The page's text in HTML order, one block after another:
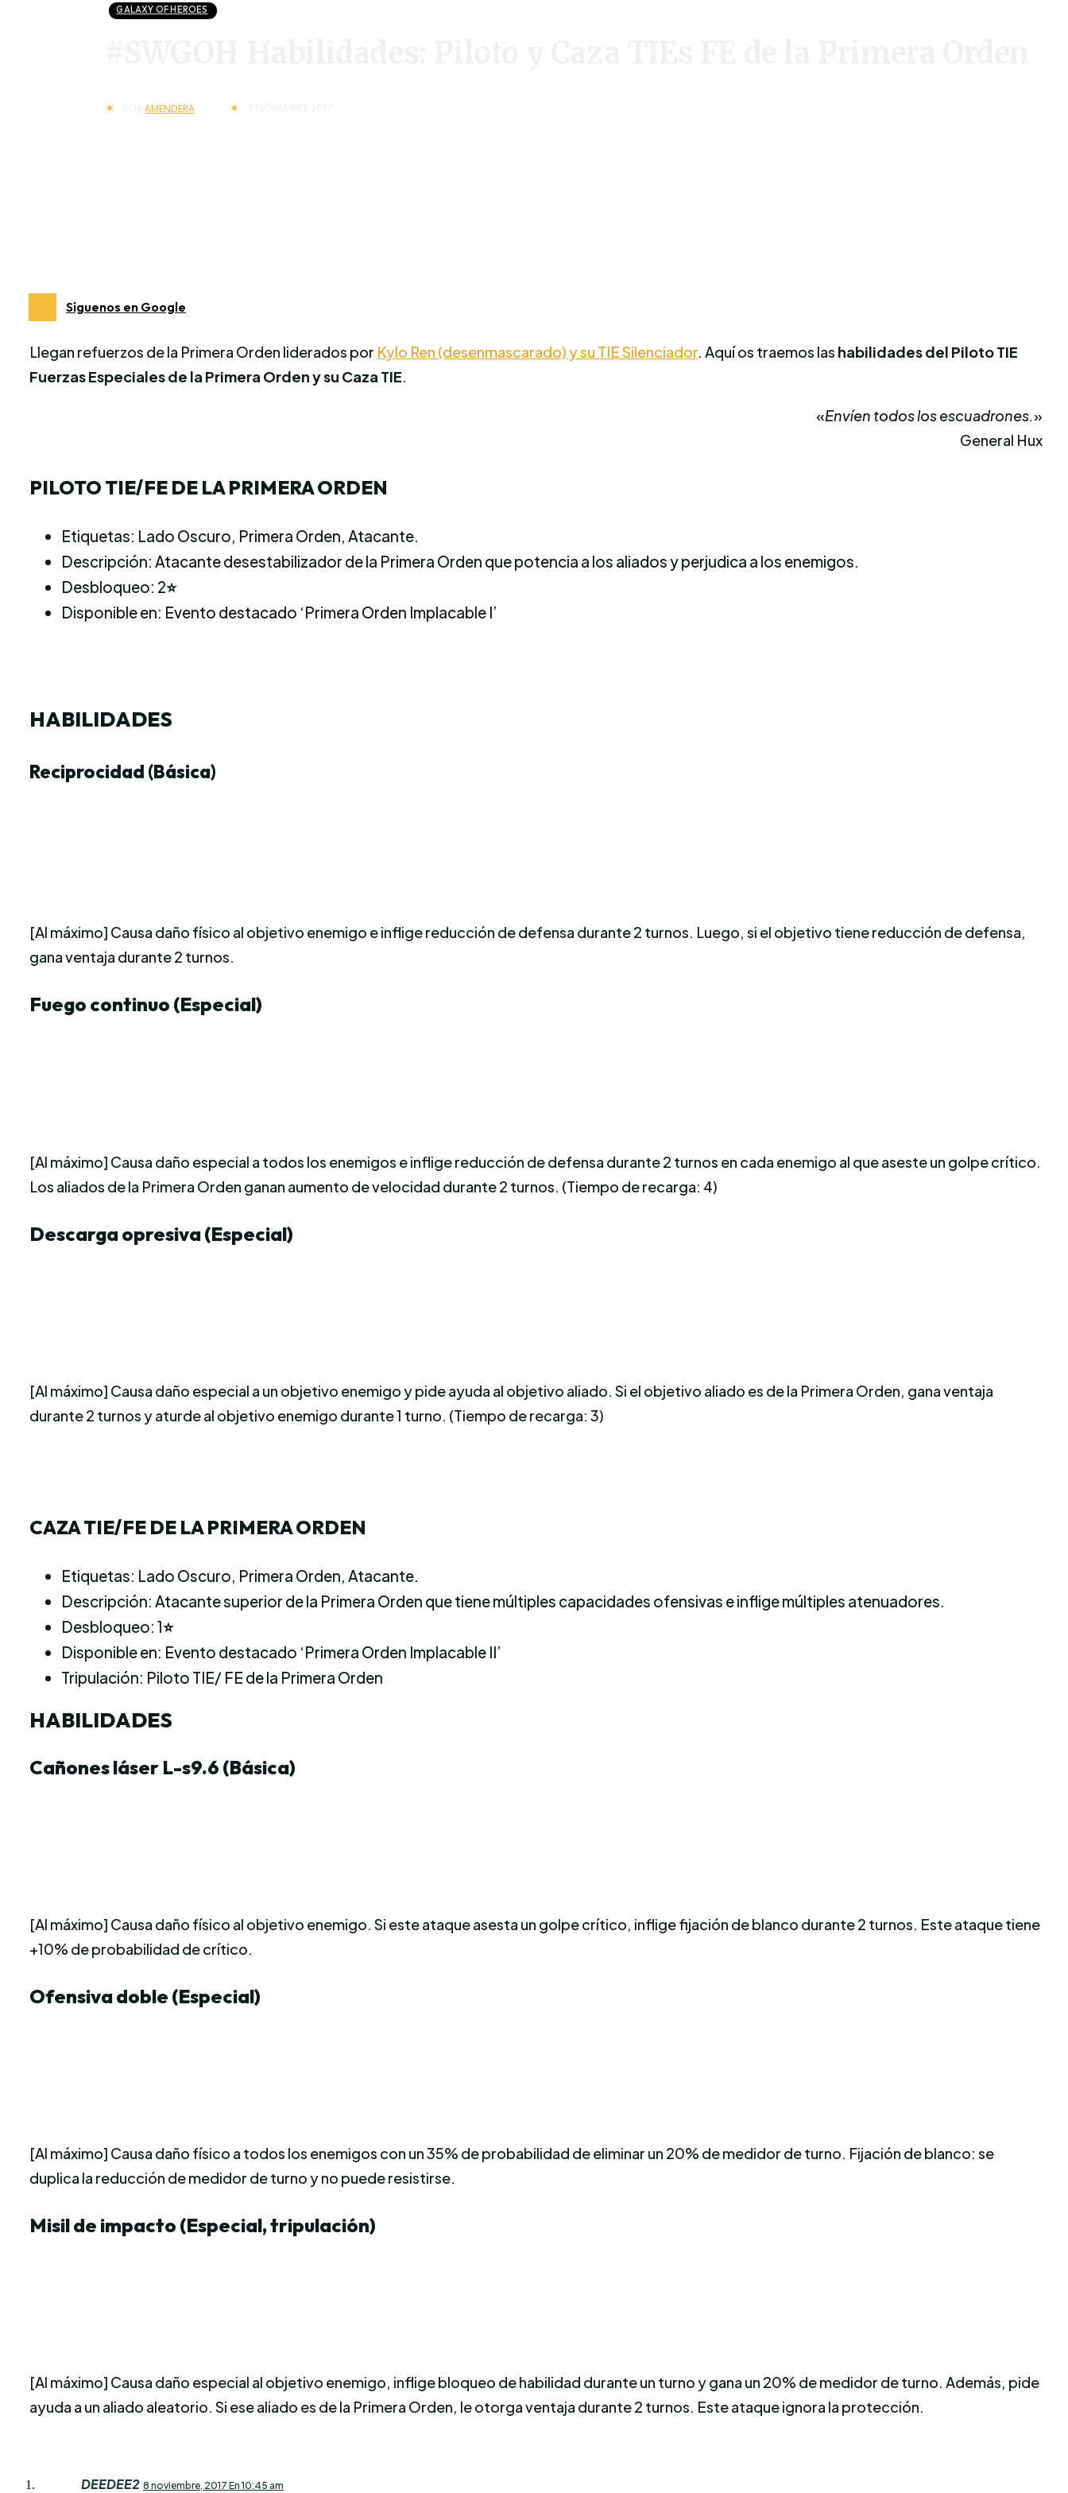
GALAXY OF HEROES
AMENDERA
Síguenos en Google
Llegan refuerzos de la Primera Orden liderados por Kylo Ren (desenmascarado) y su TIE Silenciador. Aquí os traemos las habilidades del Piloto TIE
Fuerzas Especiales de la Primera Orden y su Caza TIE.
«Envíen todos los escuadrones.»
General Hux
PILOTO TIE/FE DE LA PRIMERA ORDEN
Etiquetas: Lado Oscuro, Primera Orden, Atacante.
Descripción: Atacante desestabilizador de la Primera Orden que potencia a los aliados y perjudica a los enemigos.
Desbloqueo: 2⭐
Disponible en: Evento destacado ‘Primera Orden Implacable I’
HABILIDADES
Reciprocidad (Básica)
[Al máximo] Causa daño físico al objetivo enemigo e inflige reducción de defensa durante 2 turnos. Luego, si el objetivo tiene reducción de defensa,
gana ventaja durante 2 turnos.
Fuego continuo (Especial)
[Al máximo] Causa daño especial a todos los enemigos e inflige reducción de defensa durante 2 turnos en cada enemigo al que aseste un golpe crítico.
Los aliados de la Primera Orden ganan aumento de velocidad durante 2 turnos. (Tiempo de recarga: 4)
Descarga opresiva (Especial)
[Al máximo] Causa daño especial a un objetivo enemigo y pide ayuda al objetivo aliado. Si el objetivo aliado es de la Primera Orden, gana ventaja
durante 2 turnos y aturde al objetivo enemigo durante 1 turno. (Tiempo de recarga: 3)
CAZA TIE/FE DE LA PRIMERA ORDEN
Etiquetas: Lado Oscuro, Primera Orden, Atacante.
Descripción: Atacante superior de la Primera Orden que tiene múltiples capacidades ofensivas e inflige múltiples atenuadores.
Desbloqueo: 1⭐
Disponible en: Evento destacado ‘Primera Orden Implacable II’
Tripulación: Piloto TIE/ FE de la Primera Orden
HABILIDADES
Cañones láser L-s9.6 (Básica)
[Al máximo] Causa daño físico al objetivo enemigo. Si este ataque asesta un golpe crítico, inflige fijación de blanco durante 2 turnos. Este ataque tiene
+10% de probabilidad de crítico.
Ofensiva doble (Especial)
[Al máximo] Causa daño físico a todos los enemigos con un 35% de probabilidad de eliminar un 20% de medidor de turno. Fijación de blanco: se
duplica la reducción de medidor de turno y no puede resistirse.
Misil de impacto (Especial, tripulación)
[Al máximo] Causa daño especial al objetivo enemigo, inflige bloqueo de habilidad durante un turno y gana un 20% de medidor de turno. Además, pide
ayuda a un aliado aleatorio. Si ese aliado es de la Primera Orden, le otorga ventaja durante 2 turnos. Este ataque ignora la protección.
DEEDEE2 8 noviembre, 2017 En 10:45 am